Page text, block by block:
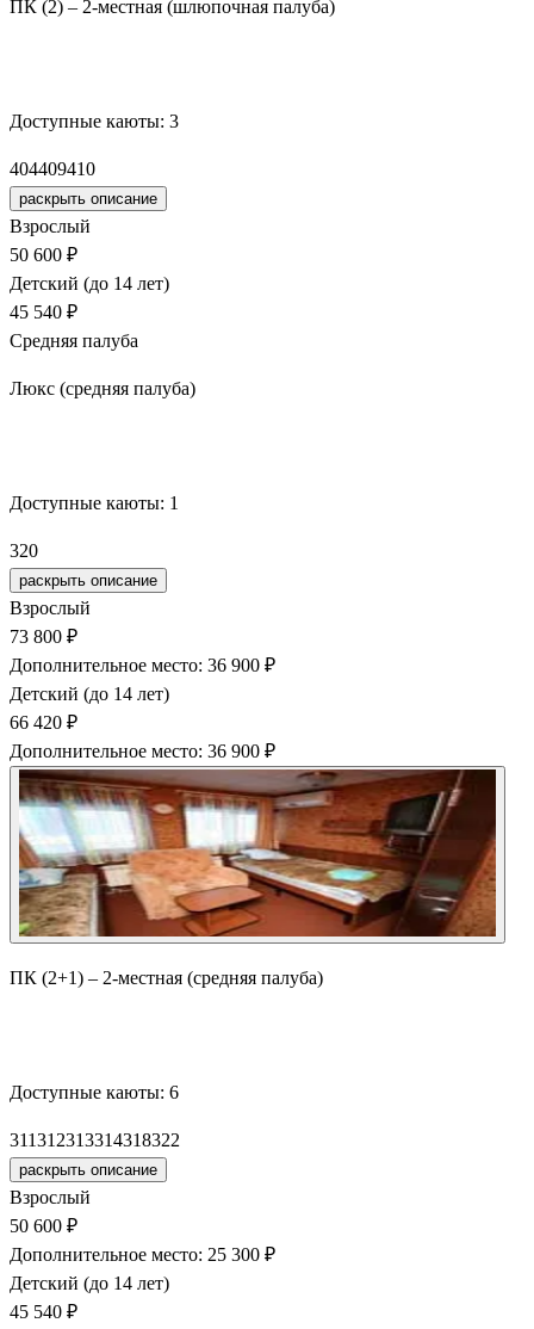
ПК (2) – 2-местная (шлюпочная палуба)
Доступные каюты: 3
404409410
раскрыть описание
Взрослый
50 600 ₽
Детский (до 14 лет)
45 540 ₽
Средняя палуба
Люкс (средняя палуба)
Доступные каюты: 1
320
раскрыть описание
Взрослый
73 800 ₽
Дополнительное место: 36 900 ₽
Детский (до 14 лет)
66 420 ₽
Дополнительное место: 36 900 ₽
ПК (2+1) – 2-местная (средняя палуба)
Доступные каюты: 6
311312313314318322
раскрыть описание
Взрослый
50 600 ₽
Дополнительное место: 25 300 ₽
Детский (до 14 лет)
45 540 ₽